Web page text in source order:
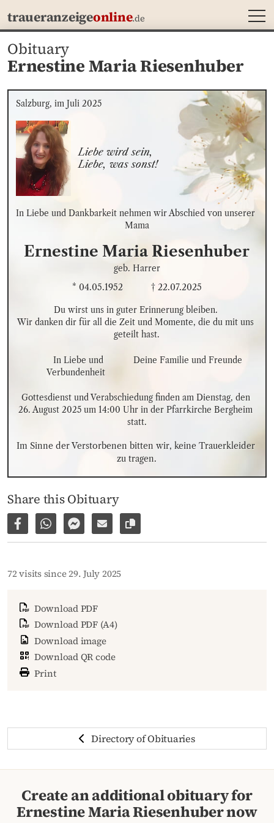
traueranzeigeonline.de
Obituary
Ernestine Maria Riesenhuber
Salzburg, im Juli 2025
Liebe wird sein,
Liebe, was sonst!
In Liebe und Dankbarkeit nehmen wir Abschied von unserer
Mama
Ernestine Maria Riesenhuber
geb. Harrer
* 04.05.1952 † 22.07.2025
Du wirst uns in guter Erinnerung bleiben.
Wir danken dir für all die Zeit und Momente, die du mit uns
geteilt hast.
In Liebe und
Verbundenheit
Deine Familie und Freunde
Gottesdienst und Verabschiedung finden am Dienstag, den
26. August 2025 um 14:00 Uhr in der Pfarrkirche Bergheim
statt.
Im Sinne der Verstorbenen bitten wir, keine Trauerkleider
zu tragen.
Share this Obituary
Share on Facebook
Share via WhatsApp
Share via Facebook Messenger
Share via E-Mail
Copy link to page
72 visits since 29. July 2025
Download PDF
Download PDF (A4)
Download image
Download QR code
Print
Directory of Obituaries
Create an additional obituary for
Ernestine Maria Riesenhuber now